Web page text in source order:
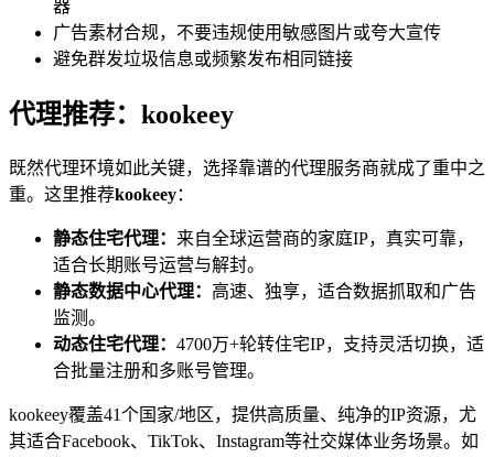
器
广告素材合规，不要违规使用敏感图片或夸大宣传
避免群发垃圾信息或频繁发布相同链接
代理推荐：kookeey
既然代理环境如此关键，选择靠谱的代理服务商就成了重中之
重。这里推荐kookeey：
静态住宅代理： 来自全球运营商的家庭IP，真实可靠，
适合长期账号运营与解封。
静态数据中心代理： 高速、独享，适合数据抓取和广告
监测。
动态住宅代理： 4700万+轮转住宅IP，支持灵活切换，适
合批量注册和多账号管理。
kookeey覆盖41个国家/地区，提供高质量、纯净的IP资源，尤
其适合Facebook、TikTok、Instagram等社交媒体业务场景。如